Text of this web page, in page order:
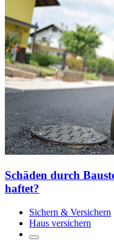
Schäden durch
haftet?
Sichern & Versichern
Haus versichern